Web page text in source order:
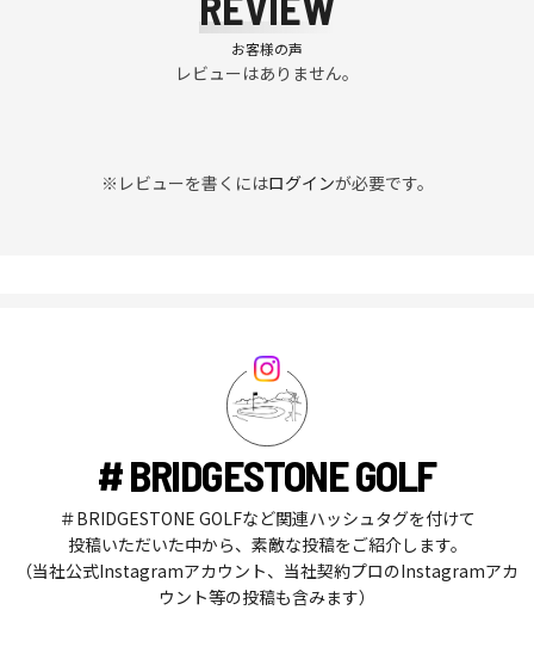
お客様の声
レビューはありません。
※レビューを書くにはログインが必要です。
# BRIDGESTONE GOLF
＃BRIDGESTONE GOLFなど関連ハッシュタグを付けて
投稿いただいた中から、素敵な投稿をご紹介します。
（当社公式Instagramアカウント、当社契約プロのInstagramアカ
ウント等の投稿も含みます）